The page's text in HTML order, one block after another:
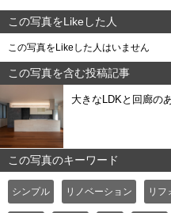
この写真をLikeした人
この写真をLikeした人はいません
この写真を含む投稿記事
大きなLDKと回廊の
この写真のキーワード
シンプル リノベーション リフ